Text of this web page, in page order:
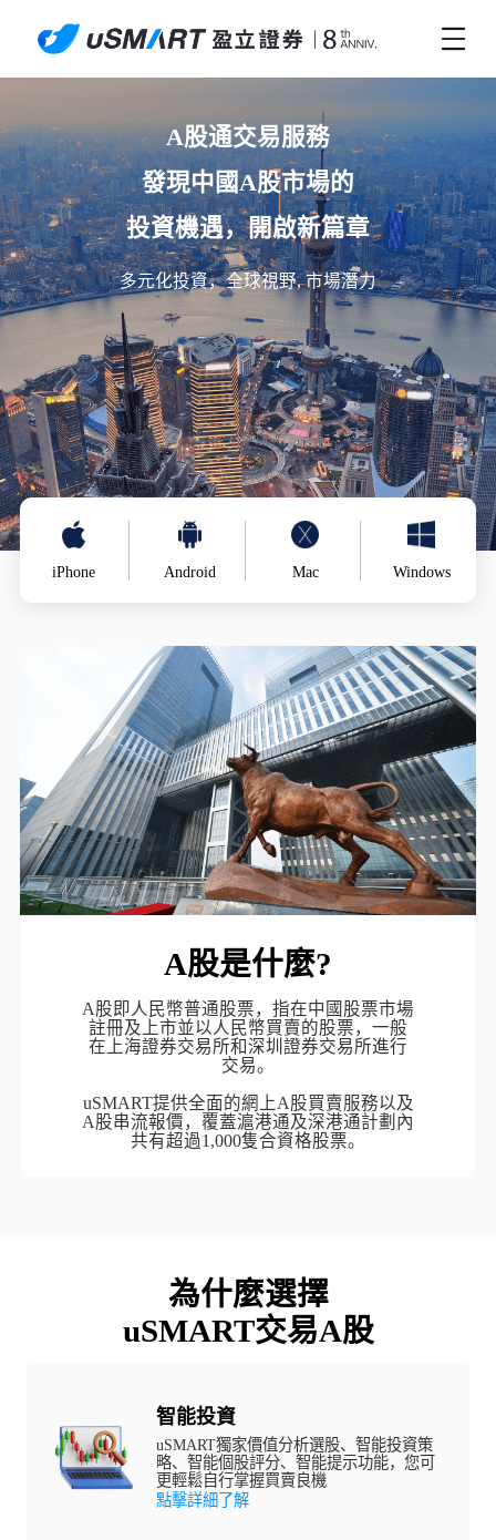
A股通交易服務
發現中國A股市場的
投資機遇，開啟新篇章
多元化投資，全球視野, 市場潛力
iPhone Android Mac Windows
A股是什麼?
A股即人民幣普通股票，指在中國股票市場
註冊及上市並以人民幣買賣的股票，一般
在上海證券交易所和深圳證券交易所進行
交易。
uSMART提供全面的網上A股買賣服務以及
A股串流報價，覆蓋滬港通及深港通計劃內
共有超過1,000隻合資格股票。
為什麼選擇
uSMART交易A股
智能投資
uSMART獨家價值分析選股、智能投資策
略、智能個股評分、智能提示功能，您可
更輕鬆自行掌握買賣良機
點擊詳細了解